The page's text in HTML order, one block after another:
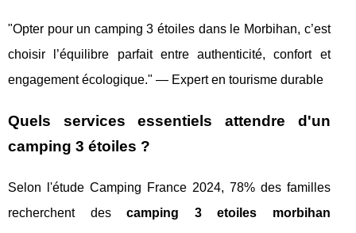
"Opter pour un camping 3 étoiles dans le Morbihan, c’est
choisir l’équilibre parfait entre authenticité, confort et
engagement écologique." — Expert en tourisme durable
Quels services essentiels attendre d'un
camping 3 étoiles ?
Selon l'étude Camping France 2024, 78% des familles
recherchent descamping 3 etoiles morbihan